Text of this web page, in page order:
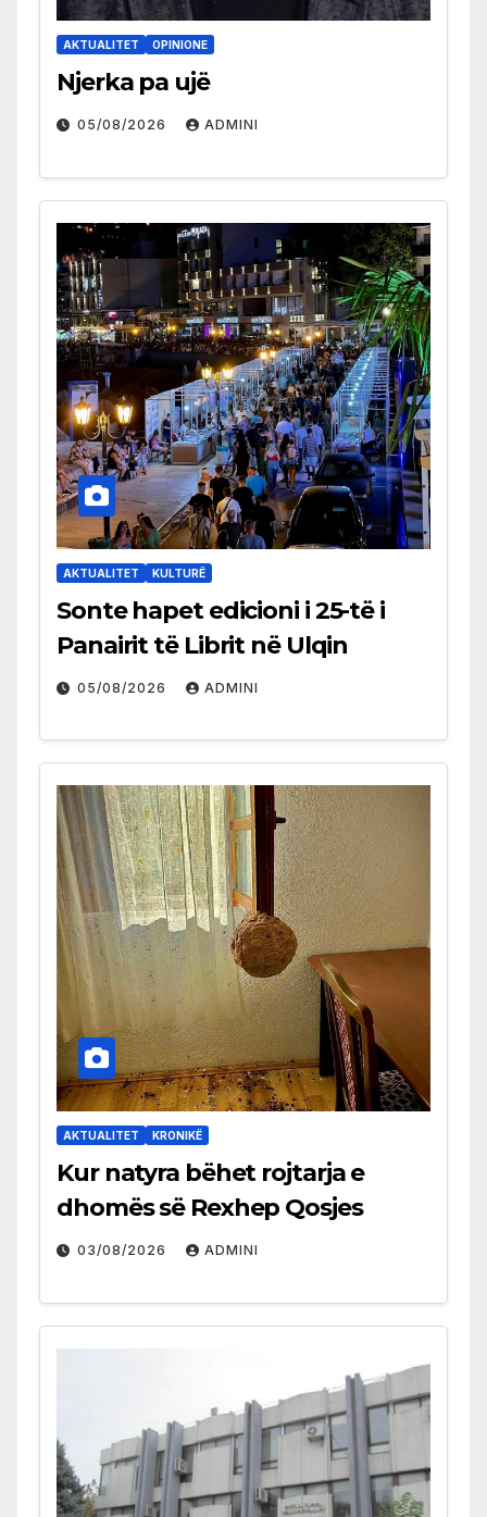
AKTUALITET OPINIONE
Njerka pa ujë
05/08/2026 ADMINI
AKTUALITET KULTURË
Sonte hapet edicioni i 25-të i
Panairit të Librit në Ulqin
05/08/2026 ADMINI
AKTUALITET KRONIKË
Kur natyra bëhet rojtarja e
dhomës së Rexhep Qosjes
03/08/2026 ADMINI